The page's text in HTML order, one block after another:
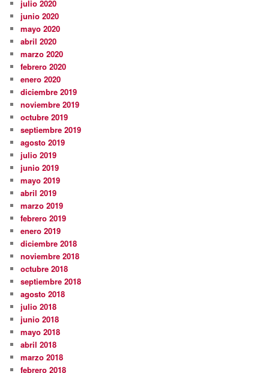
julio 2020
junio 2020
mayo 2020
abril 2020
marzo 2020
febrero 2020
enero 2020
diciembre 2019
noviembre 2019
octubre 2019
septiembre 2019
agosto 2019
julio 2019
junio 2019
mayo 2019
abril 2019
marzo 2019
febrero 2019
enero 2019
diciembre 2018
noviembre 2018
octubre 2018
septiembre 2018
agosto 2018
julio 2018
junio 2018
mayo 2018
abril 2018
marzo 2018
febrero 2018